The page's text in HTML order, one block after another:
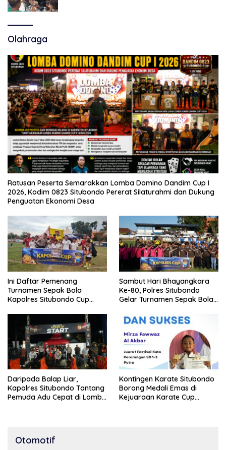
Olahraga
Ratusan Peserta Semarakkan Lomba Domino Dandim Cup I
2026, Kodim 0823 Situbondo Pererat Silaturahmi dan Dukung
Penguatan Ekonomi Desa
Ini Daftar Pemenang
Turnamen Sepak Bola
Kapolres Situbondo Cup
10 Tahun
Sambut Hari Bhayangkara
Ke-80, Polres Situbondo
Gelar Turnamen Sepak Bola
Daripada Balap Liar,
Kapolres Situbondo Tantang
Pemuda Adu Cepat di Lomba
Kontingen Karate Situbondo
Borong Medali Emas di
Kejuaraan Karate Cup
Otomotif